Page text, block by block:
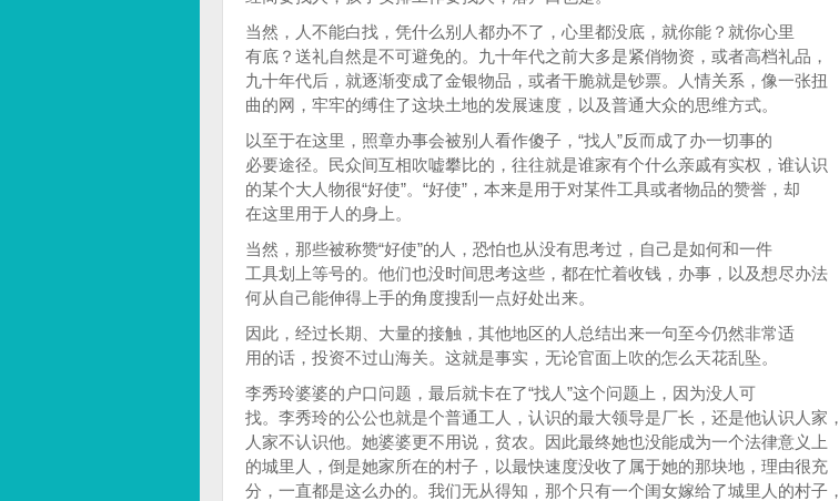
当然，人不能白找，凭什么别人都办不了，心里都没底，就你能？就你心里
有底？送礼自然是不可避免的。九十年代之前大多是紧俏物资，或者高档礼品，
九十年代后，就逐渐变成了金银物品，或者干脆就是钞票。人情关系，像一张扭
曲的网，牢牢的缚住了这块土地的发展速度，以及普通大众的思维方式。
以至于在这里，照章办事会被别人看作傻子，“找人”反而成了办一切事的
必要途径。民众间互相吹嘘攀比的，往往就是谁家有个什么亲戚有实权，谁认识
的某个大人物很“好使”。“好使”，本来是用于对某件工具或者物品的赞誉，却
在这里用于人的身上。
当然，那些被称赞“好使”的人，恐怕也从没有思考过，自己是如何和一件
工具划上等号的。他们也没时间思考这些，都在忙着收钱，办事，以及想尽办法
何从自己能伸得上手的角度搜刮一点好处出来。
因此，经过长期、大量的接触，其他地区的人总结出来一句至今仍然非常适
用的话，投资不过山海关。这就是事实，无论官面上吹的怎么天花乱坠。
李秀玲婆婆的户口问题，最后就卡在了“找人”这个问题上，因为没人可
找。李秀玲的公公也就是个普通工人，认识的最大领导是厂长，还是他认识人家，
人家不认识他。她婆婆更不用说，贫农。因此最终她也没能成为一个法律意义上
的城里人，倒是她家所在的村子，以最快速度没收了属于她的那块地，理由很充
分，一直都是这么办的。我们无从得知，那个只有一个闺女嫁给了城里人的村子，